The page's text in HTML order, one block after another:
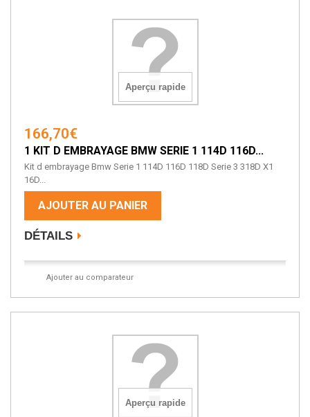
Aperçu rapide
166,70€
1 KIT D EMBRAYAGE BMW SERIE 1 114D 116D...
Kit d embrayage Bmw Serie 1 114D 116D 118D Serie 3 318D X1
16D...
AJOUTER AU PANIER
DÉTAILS
Ajouter au comparateur
Aperçu rapide